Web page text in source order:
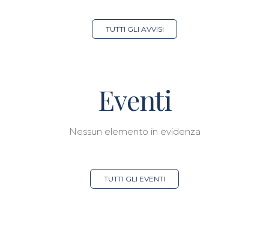
TUTTI GLI AVVISI
Eventi
Nessun elemento in evidenza
TUTTI GLI EVENTI